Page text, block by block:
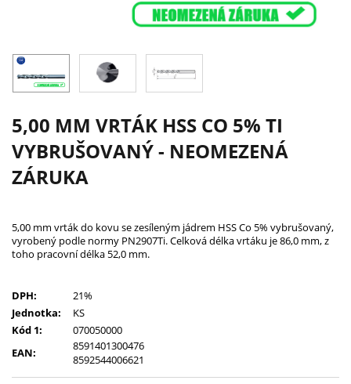
5,00 MM VRTÁK HSS CO 5% TI
VYBRUŠOVANÝ - NEOMEZENÁ
ZÁRUKA
5,00 mm vrták do kovu se zesíleným jádrem HSS Co 5% vybrušovaný,
vyrobený podle normy PN2907Ti. Celková délka vrtáku je 86,0 mm, z
toho pracovní délka 52,0 mm.
DPH:
21%
Jednotka:
KS
Kód 1:
070050000
EAN:
8591401300476
8592544006621